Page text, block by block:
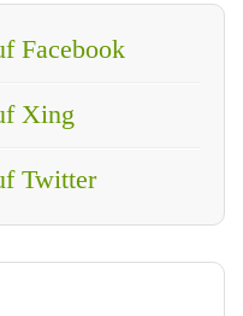
Facebook
Xing
Twitter